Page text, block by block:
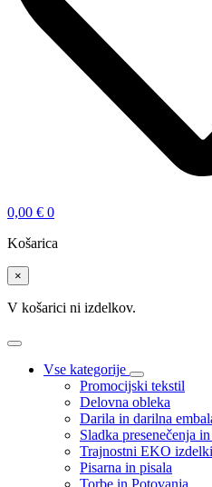
0,00 € 0
Košarica
×
V košarici ni izdelkov.
Vse kategorije
Promocijski tekstil
Delovna obleka
Darila in darilna
Sladka presenečenja
Trajnostni EKO izdelki
Pisarna in pisala